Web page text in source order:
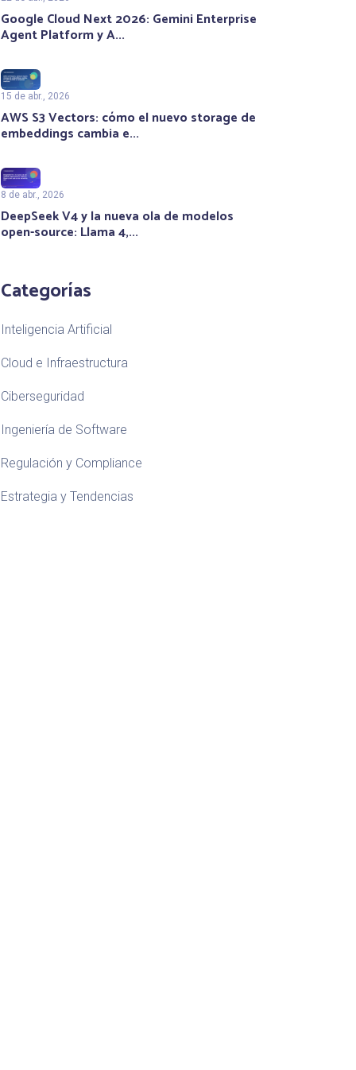
Google Cloud Next 2026: Gemini Enterprise
Agent Platform y A...
15 de abr., 2026
AWS S3 Vectors: cómo el nuevo storage de
embeddings cambia e...
8 de abr., 2026
DeepSeek V4 y la nueva ola de modelos
open-source: Llama 4,...
Categorías
Inteligencia Artificial
Cloud e Infraestructura
Ciberseguridad
Ingeniería de Software
Regulación y Compliance
Estrategia y Tendencias